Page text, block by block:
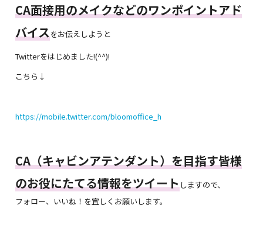
CA面接用のメイクなどのワンポイントアド
バイスをお伝えしようと
Twitterをはじめました!(^^)!
こちら↓
https://mobile.twitter.com/bloomoffice_h
CA（キャビンアテンダント）を目指す皆様
のお役にたてる情報をツイート しますので、
フォロー、いいね！を宜しくお願いします。